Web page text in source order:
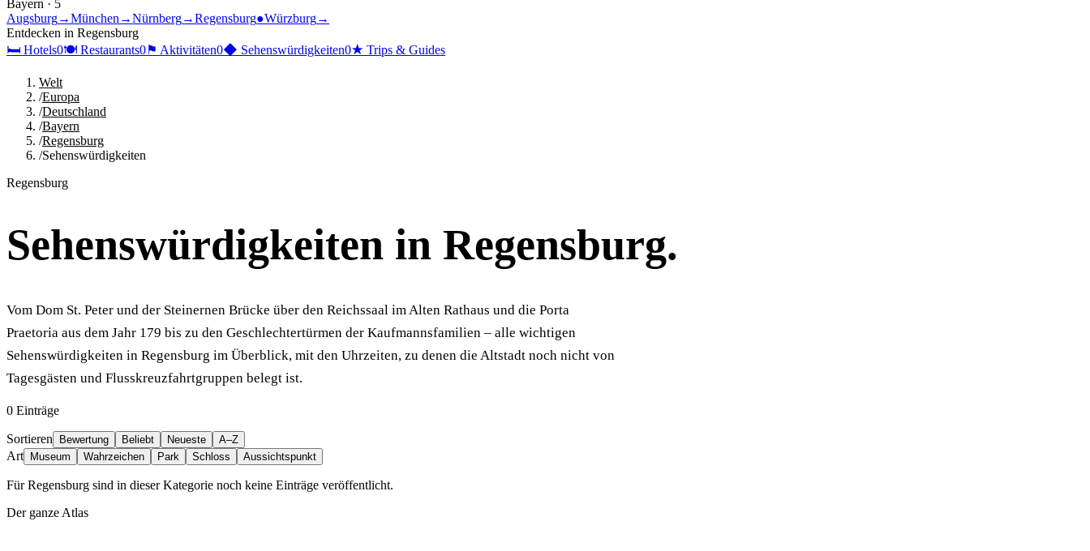
Bayern · 5
Augsburg→München →Nürnberg→Regensburg●Würzburg→
Entdecken in Regensburg
🛏 Hotels0🍽 Restaurants0⚑ Aktivitäten0◆ Sehenswürdigkeiten0★ Trips & Guides
Welt
/Europa
/Deutschland
/Bayern
/Regensburg
/Sehenswürdigkeiten
Regensburg
Sehenswürdigkeiten in Regensburg.
Vom Dom St. Peter und der Steinernen Brücke über den Reichssaal im Alten Rathaus und die Porta
Praetoria aus dem Jahr 179 bis zu den Geschlechtertürmen der Kaufmannsfamilien – alle wichtigen
Sehenswürdigkeiten in Regensburg im Überblick, mit den Uhrzeiten, zu denen die Altstadt noch nicht von
Tagesgästen und Flusskreuzfahrtgruppen belegt ist.
0 Einträge
Sortieren Bewertung Beliebt Neueste A–Z
Art Museum Wahrzeichen Park Schloss Aussichtspunkt
Für Regensburg sind in dieser Kategorie noch keine Einträge veröffentlicht.
Der ganze Atlas